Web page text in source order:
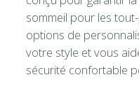
sommeil pour les
options de
votre style et vous
sécurité confortable